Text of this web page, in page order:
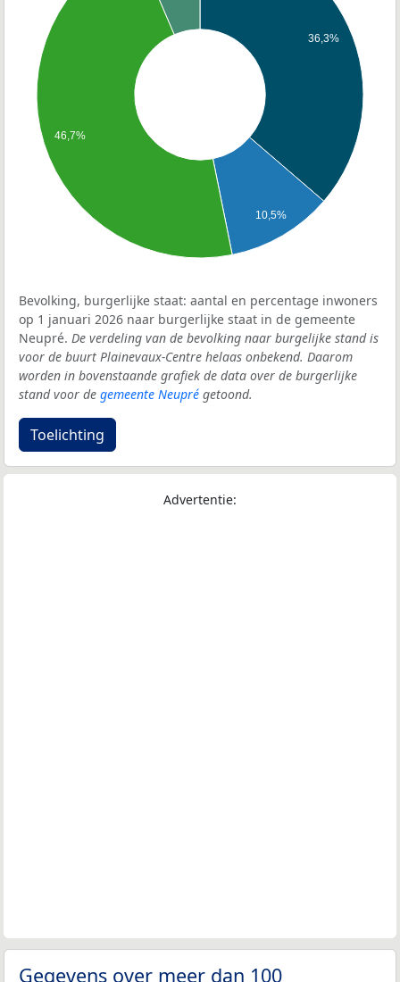
36,3%
10,5%
46,7%
Bevolking, burgerlijke staat: aantal en percentage inwoners
op 1 januari 2026 naar burgerlijke staat in de gemeente
Neupré. De verdeling van de bevolking naar burgelijke stand is
voor de buurt Plainevaux-Centre helaas onbekend. Daarom
worden in bovenstaande grafiek de data over de burgerlijke
stand voor de gemeente Neupré getoond.
Toelichting
Advertentie:
Gegevens over meer dan 100